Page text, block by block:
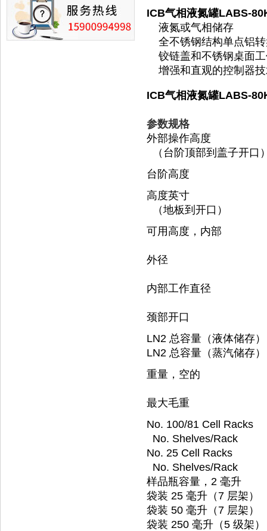
ICB气相液氮罐LABS-
液氮或气相储存
全不锈钢结构单点铝
铰链盖和不锈钢桌面
增强和直观的控制器
ICB气相液氮罐LABS-
参数规格
外部操作高度
（台阶顶部到盖子开口
台阶高度
高度英寸
（地板到开口）
可用高度，内部
外径
内部工作直径
颈部开口
LN2 总容量（液体储存）
LN2 总容量（蒸汽储存）
重量，空的
最大毛重
No. 100/81 Cell Racks
No. Shelves/Rack
No. 25 Cell Racks
No. Shelves/Rack
样品瓶容量，2 毫升
袋装 25 毫升（7 层架）
袋装 50 毫升（7 层架）
袋装 250 毫升（5 级架）